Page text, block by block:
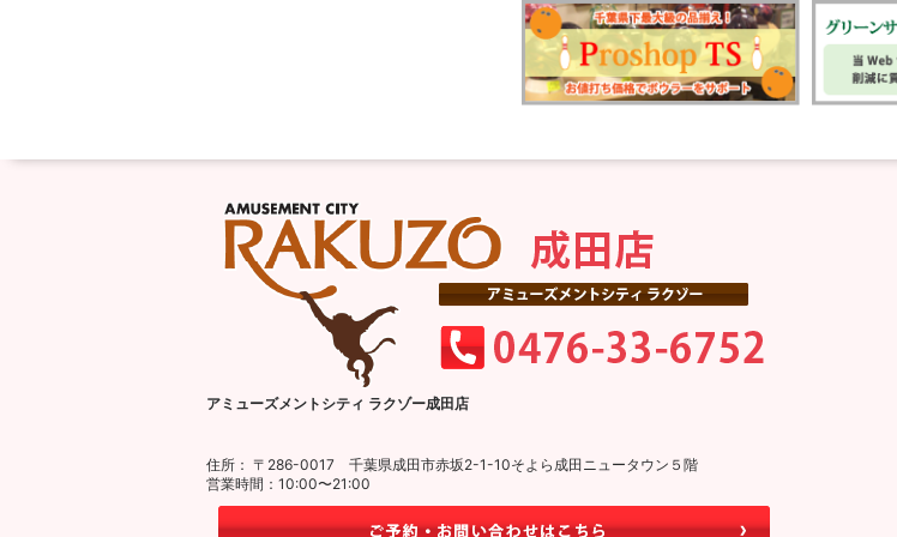
アミューズメントシティ ラクゾー成田店
住所： 〒286-0017 千葉県成田市赤坂2-1-10そよら成田ニュータウン５階
営業時間：10:00〜21:00